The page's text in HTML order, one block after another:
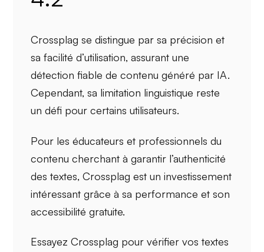
Crossplag se distingue par sa précision et
sa facilité d’utilisation, assurant une
détection fiable de contenu généré par IA.
Cependant, sa limitation linguistique reste
un défi pour certains utilisateurs.
Pour leséducateurs et professionnels du
contenu cherchant à garantir l’authenticité
des textes, Crossplag est un investissement
intéressant grâce à sa performance et son
accessibilité gratuite.
Essayez Crossplag pour vérifier vos textes